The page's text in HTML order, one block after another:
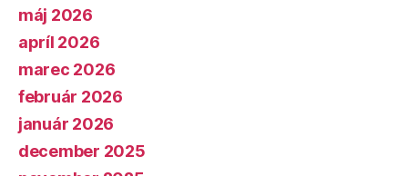
máj 2026
apríl 2026
marec 2026
február 2026
január 2026
december 2025